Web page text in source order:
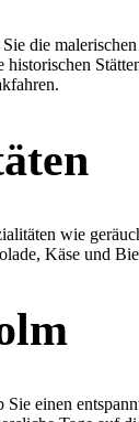
die
wie
Käse und
einen